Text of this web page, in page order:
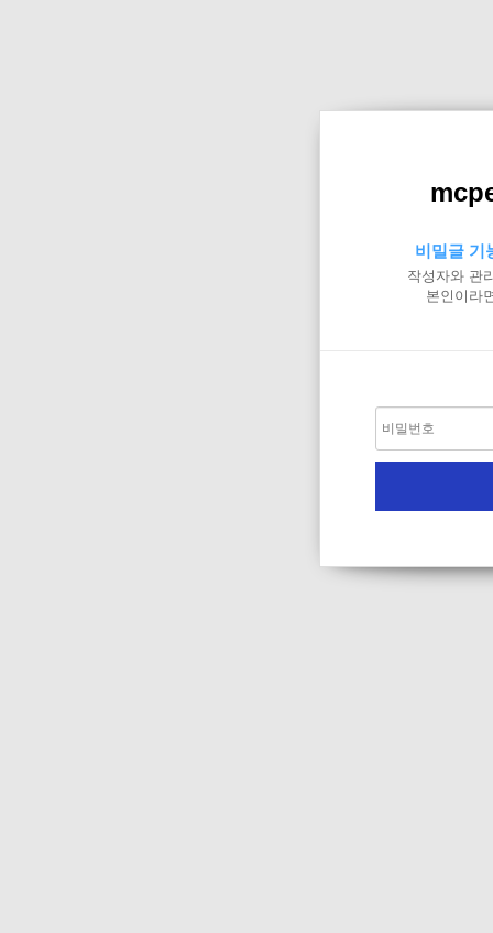
비밀글 기
작성자와 관
본인이라